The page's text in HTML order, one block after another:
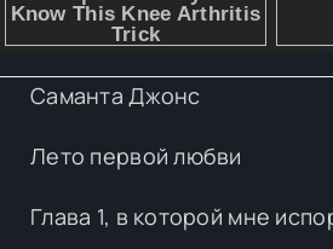
Саманта Джонс
Лето первой любви
Глава 1, в которой мне